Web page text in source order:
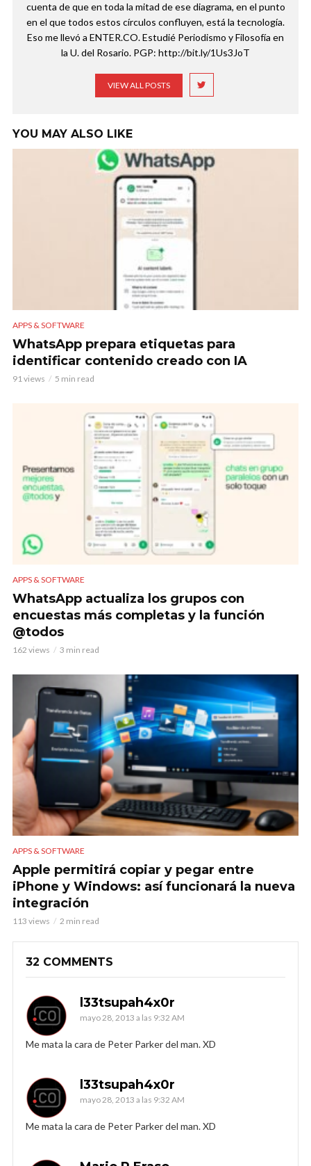
cuenta de que en toda la mitad de ese diagrama, en el punto
en el que todos estos círculos confluyen, está la tecnología.
Eso me llevó a ENTER.CO. Estudié Periodismo y Filosofía en
la U. del Rosario. PGP: http://bit.ly/1Us3JoT
VIEW ALL POSTS
YOU MAY ALSO LIKE
APPS & SOFTWARE
WhatsApp prepara etiquetas para
identificar contenido creado con IA
91 views 5 min read
APPS & SOFTWARE
WhatsApp actualiza los grupos con
encuestas más completas y la función
@todos
162 views 3 min read
APPS & SOFTWARE
Apple permitirá copiar y pegar entre
iPhone y Windows: así funcionará la nueva
integración
113 views 2 min read
32 COMMENTS
l33tsupah4x0r
mayo 28, 2013 a las 9:32 AM
Me mata la cara de Peter Parker del man. XD
l33tsupah4x0r
mayo 28, 2013 a las 9:32 AM
Me mata la cara de Peter Parker del man. XD